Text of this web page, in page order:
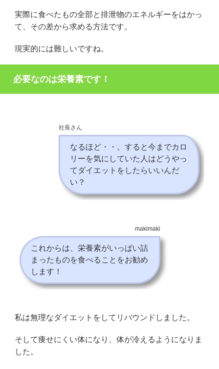
実際に食べたもの全部と排泄物のエネルギーをはかっ
て、その差から求める方法です。
現実的には難しいですね。
必要なのは栄養素です！
社長さん
なるほど・・。すると今までカロ
リーを気にしていた人はどうやっ
てダイエットをしたらいいんだ
い？
makimaki
これからは、栄養素がいっぱい詰
まったものを食べることをお勧め
します！
私は無理なダイエットをしてリバウンドしました。
そして痩せにくい体になり、体が冷えるようになりま
した。